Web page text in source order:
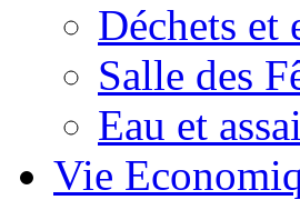
Déchets et
Salle des
Eau et
Vie